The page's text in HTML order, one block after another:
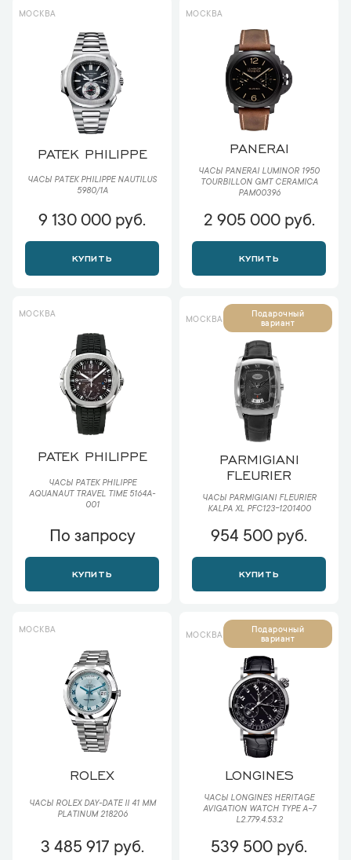
МОСКВА
PATEK PHILIPPE
ЧАСЫ PATEK PHILIPPE NAUTILUS
5980/1A
9 130 000 руб.
КУПИТЬ
МОСКВА
PANERAI
ЧАСЫ PANERAI LUMINOR 1950
TOURBILLON GMT CERAMICA
PAM00396
2 905 000 руб.
КУПИТЬ
МОСКВА
PATEK PHILIPPE
ЧАСЫ PATEK PHILIPPE
AQUANAUT TRAVEL TIME 5164A-
001
По запросу
КУПИТЬ
МОСКВА
Подарочный
вариант
PARMIGIANI
FLEURIER
ЧАСЫ PARMIGIANI FLEURIER
KALPA XL PFC123-1201400
954 500 руб.
КУПИТЬ
МОСКВА
ROLEX
ЧАСЫ ROLEX DAY-DATE II 41 ММ
PLATINUM 218206
3 485 917 руб.
МОСКВА
Подарочный
вариант
LONGINES
ЧАСЫ LONGINES HERITAGE
AVIGATION WATCH TYPE A-7
L2.779.4.53.2
539 500 руб.